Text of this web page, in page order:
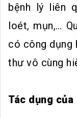
bệnh lý liên
loét, mụn,…
có công dụng
thư vô cùng
Tác dụng